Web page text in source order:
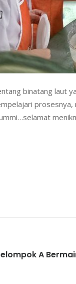
binatang laut
A